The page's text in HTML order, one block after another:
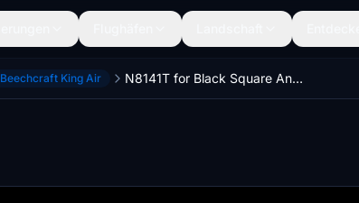
Beechcraft King Air N8141T for Black Square Analog King Air